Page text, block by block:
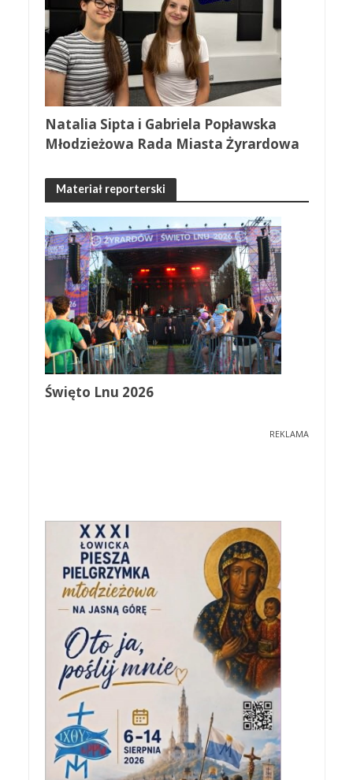
Natalia Sipta i Gabriela Popławska
Młodzieżowa Rada Miasta Żyrardowa
Materiał reporterski
Święto Lnu 2026
REKLAMA